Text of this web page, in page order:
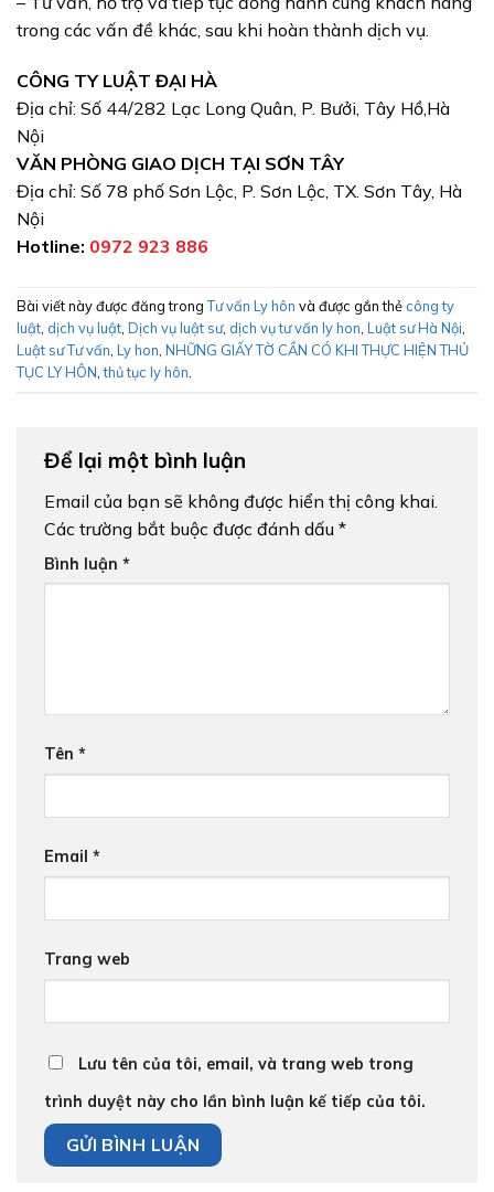
trong các vấn đề khác, sau khi hoàn thành dịch vụ.
CÔNG TY LUẬT ĐẠI HÀ
Địa chỉ: Số 44/282 Lạc Long Quân, P. Bưởi, Tây Hồ,Hà
Nội
VĂN PHÒNG GIAO DỊCH TẠI SƠN TÂY
Địa chỉ: Số 78 phố Sơn Lộc, P. Sơn Lộc, TX. Sơn Tây, Hà
Nội
Hotline: 0972 923 886
Bài viết này được đăng trongTư vấn Ly hôn và được gắn thẻ công ty
luật, dịch vụ luật, Dịch vụ luật sư, dịch vụ tư vấn ly hon, Luật sư Hà Nội,
Luật sư Tư vấn, Ly hon, NHỮNG GIẤY TỜ CẦN CÓ KHI THỰC HIỆN THỦ
TỤC LY HÔN,thủ tục ly hôn.
Để lại một bình luận
Email của bạn sẽ không được hiển thị công khai.
Các trường bắt buộc được đánh dấu *
Bình luận *
Tên *
Email *
Trang web
Lưu tên của tôi, email, và trang web trong
trình duyệt này cho lần bình luận kế tiếp của tôi.